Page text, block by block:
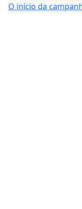
O início da